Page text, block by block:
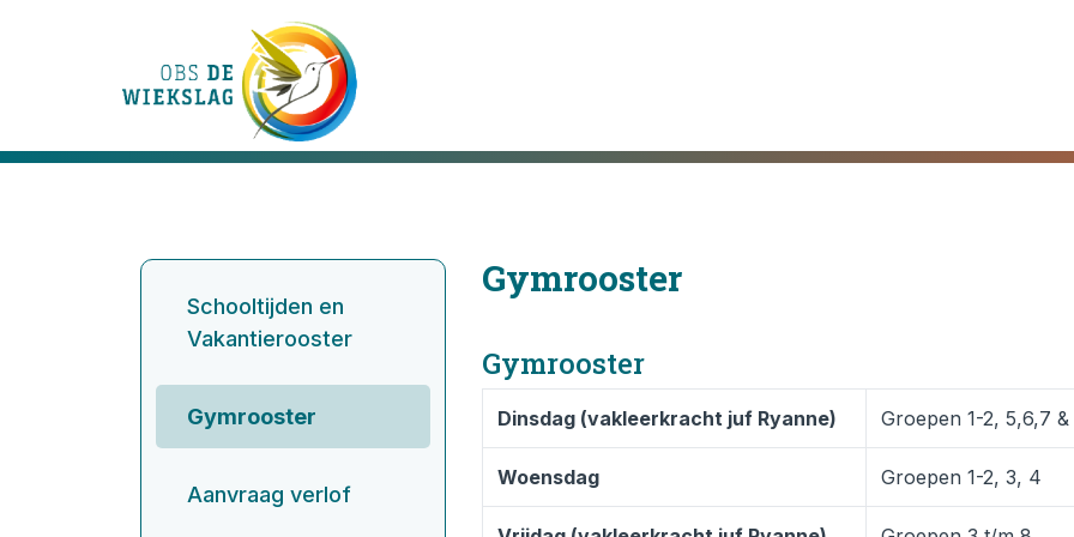
Onze activiteiten
Praktische informatie
Kennismaking
Schooltijden en
Vakantierooster
Gymrooster
Aanvraag verlof
Gymrooster
Gymrooster
Dinsdag (vakleerkracht juf Ryanne) Groepen 1-2, 5,6,7
Woensdag Groepen 1-2, 3, 4